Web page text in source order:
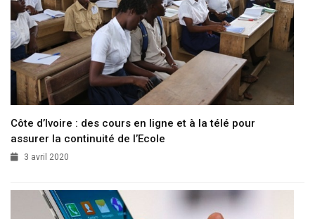
Côte d’Ivoire : des cours en ligne et à la télé pour
assurer la continuité de l’Ecole
3 avril 2020